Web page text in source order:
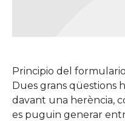
Principio del formulario
Dues grans qüestions
davant una herència,
es puguin generar